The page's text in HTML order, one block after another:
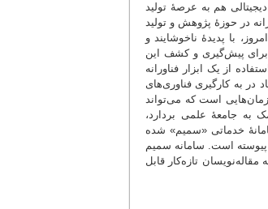
هم به عرصۀ تولید
در حوزۀ پژوهش و تولید
با پدیدۀ ناخوشایند و
برای پیش‌گیری و کشف این
از یک ابزار فناورانه
در به کارگیری فناوری‌های
است که می‌تواند
به جامعۀ علمی بردارد،
خدماتی «سمیم» شده
پیوسته است. سامانه سمیم
تازه‌کار قابل